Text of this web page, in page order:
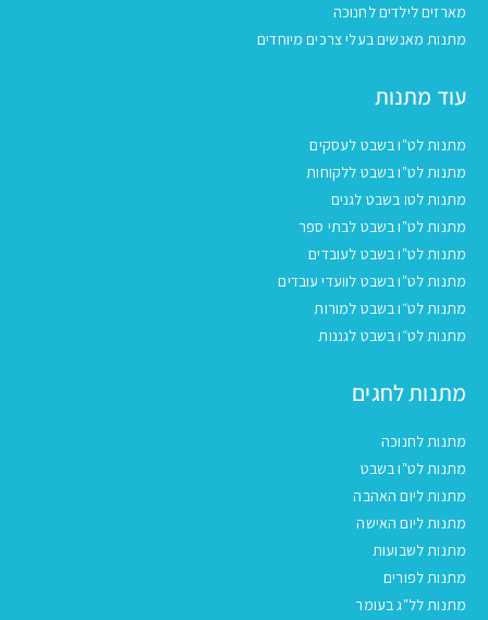
מארזים לילדים לחנוכה
מתנות מאנשים בעלי צרכים מיוחדים
עוד מתנות
מתנות לט"ו בשבט לעסקים
מתנות לט"ו בשבט ללקוחות
מתנות לטו בשבט לגנים
מתנות לט"ו בשבט לבתי ספר
מתנות לט"ו בשבט לעובדים
מתנות לט"ו בשבט לוועדי עובדים
מתנות לט״ו בשבט למורות
מתנות לט״ו בשבט לגננות
מתנות לחגים
מתנות לחנוכה
מתנות לט"ו בשבט
מתנות ליום האהבה
מתנות ליום האישה
מתנות לשבועות
מתנות לפורים
מתנות לל"ג בעומר